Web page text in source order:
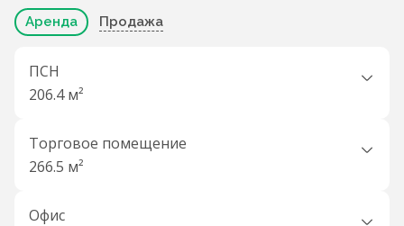
Аренда Продажа
ПСН
206.4 м²
Торговое помещение
266.5 м²
Офис